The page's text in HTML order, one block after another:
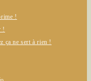
!
!
ça ne sert à rien !